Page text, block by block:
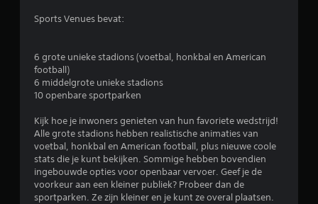
Sports Venues bevat:
6 grote unieke stadions (voetbal, honkbal en American
football)
6 middelgrote unieke stadions
10 openbare sportparken
Kijk hoe je inwoners genieten van hun favoriete wedstrijd!
Alle grote stadions hebben realistische animaties van
voetbal, honkbal en American football, plus nieuwe coole
stats die je kunt bekijken. Sommige hebben bovendien
ingebouwde opties voor openbaar vervoer. Geef je de
voorkeur aan een kleiner publiek? Probeer dan de
sportparken. Ze zijn kleiner en je kunt ze overal plaatsen.